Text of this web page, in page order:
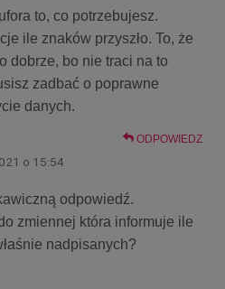
to, co potrzebujesz.
ile znaków przyszło. To, że
dobrze, bo nie traci na to
zadbać o poprawne
danych.
ODPOWIEDZ
o 15:54
odpowiedź.
zmiennej która informuje ile
nadpisanych?